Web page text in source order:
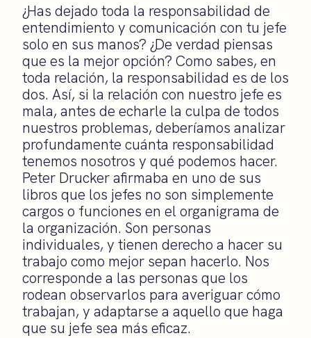
¿Has dejado toda la responsabilidad de
entendimiento y comunicación con tu jefe
solo en sus manos? ¿De verdad piensas
que es la mejor opción? Como sabes, en
toda relación, la responsabilidad es de los
dos. Así, si la relación con nuestro jefe es
mala, antes de echarle la culpa de todos
nuestros problemas, deberíamos analizar
profundamente cuánta responsabilidad
tenemos nosotros y qué podemos hacer.
Peter Drucker afirmaba en uno de sus
libros que los jefes no son simplemente
cargos o funciones en el organigrama de
la organización. Son personas
individuales, y tienen derecho a hacer su
trabajo como mejor sepan hacerlo. Nos
corresponde a las personas que los
rodean observarlos para averiguar cómo
trabajan, y adaptarse a aquello que haga
que su jefe sea más eficaz.